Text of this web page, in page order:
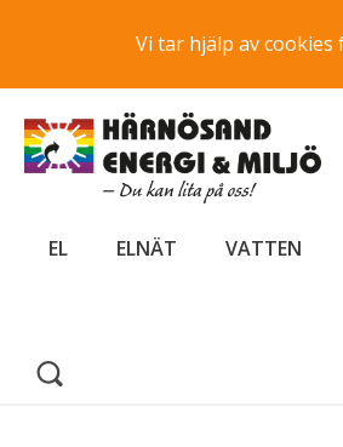
Vi tar hjälp av
EL ELNÄT VATTEN